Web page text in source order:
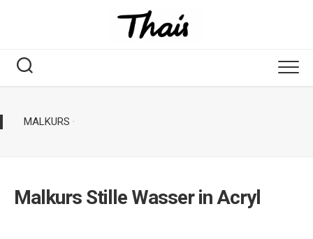
MALKURS ·
Malkurs Stille Wasser in Acryl